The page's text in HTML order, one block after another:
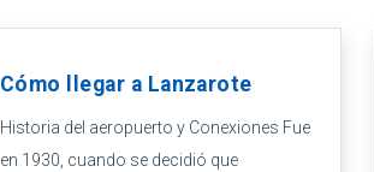
Cómo llegar a Lanzarote
Historia del aeropuerto y Conexiones Fue
en 1930, cuando se decidió que